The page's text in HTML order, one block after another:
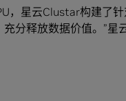
，星云Clustar构建了
分释放数据价值。”星